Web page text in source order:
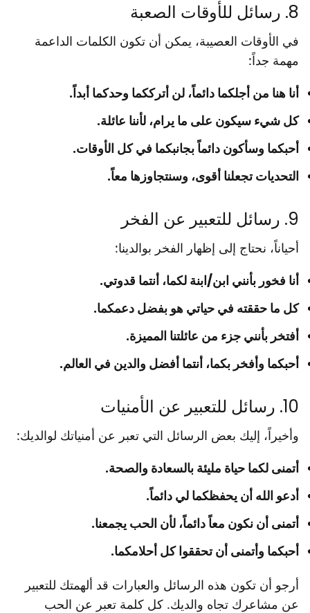
8. رسائل للأوقات الصعبة
في الأوقات العصيبة، يمكن أن تكون الكلمات الداعمة
مهمة جداً:
أنا هنا من أجلكما دائماً، لن أترككما وحدكما أبداً.
كل شيء سيكون على ما يرام، لأننا عائلة.
أحبكما وسأكون دائماً بجانبكما في كل الأوقات.
التحديات تجعلنا أقوى، وسنتجاوزها معاً.
9. رسائل للتعبير عن الفخر
أحياناً، نحتاج إلى إظهار الفخر بوالدينا:
أنا فخور بأنني ابن/ابنة لكما، أنتما قدوتي.
كل ما حققته في حياتي هو بفضل دعمكما.
أفتخر بأنني جزء من عائلتنا المميزة.
أحبكما وأفخر بكما، أنتما أفضل والدين في العالم.
10. رسائل للتعبير عن الأمنيات
وأخيراً، إليك بعض الرسائل التي تعبر عن أمنياتك لوالديك:
أتمنى لكما حياة مليئة بالسعادة والصحة.
أدعو الله أن يحفظكما لي دائماً.
أتمنى أن نكون معاً دائماً، لأن الحب يجمعنا.
أحبكما وأتمنى أن تحققوا كل أحلامكما.
أرجو أن تكون هذه الرسائل والعبارات قد ألهمتك للتعبير
عن مشاعرك تجاه والديك. كل كلمة تعبر عن الحب